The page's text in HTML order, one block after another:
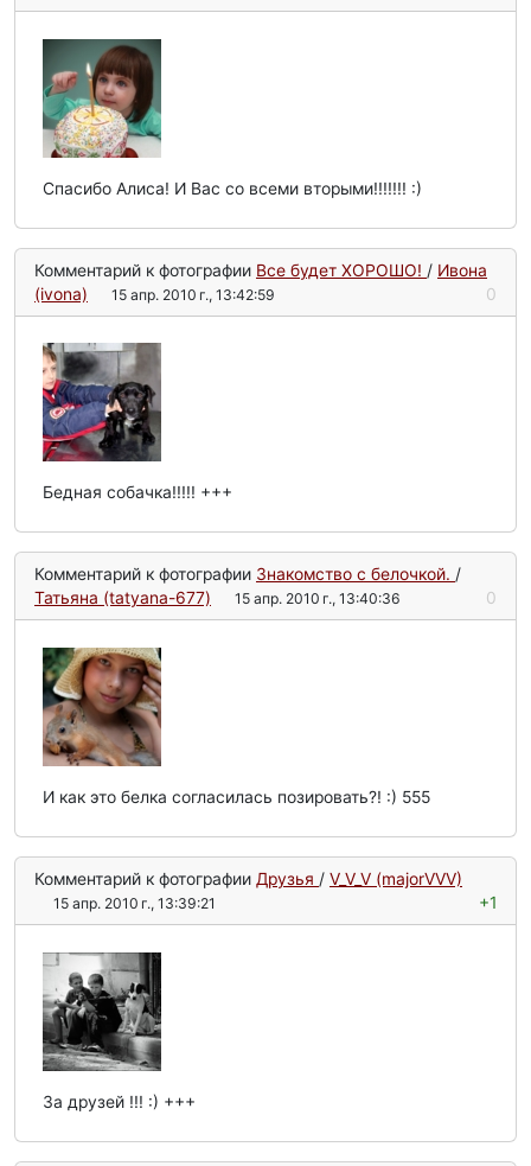
Спасибо Алиса! И Вас со всеми вторыми!!!!!!! :)
Комментарий к фотографии Все будет ХОРОШО! / Ивона
(ivona)
15 апр. 2010 г., 13:42:59 0
Бедная собачка!!!!! +++
Комментарий к фотографии Знакомство с белочкой. /
Татьяна (tatyana-677)
15 апр. 2010 г., 13:40:36 0
И как это белка согласилась позировать?! :) 555
Комментарий к фотографии Друзья / V_V_V (majorVVV)
15 апр. 2010 г., 13:39:21 +1
За друзей !!! :) +++